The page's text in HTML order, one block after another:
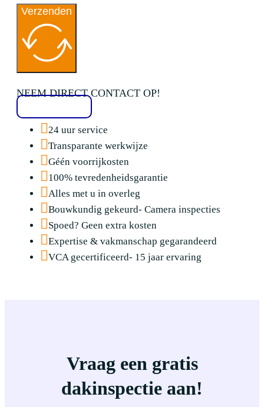
Verzenden
NEEM DIRECT CONTACT OP!
24 uur service
Transparante werkwijze
Géén voorrijkosten
100% tevredenheidsgarantie
Alles met u in overleg
Bouwkundig gekeurd- Camera inspecties
Spoed? Geen extra kosten
Expertise & vakmanschap gegarandeerd
VCA gecertificeerd- 15 jaar ervaring
Vraag een gratis
dakinspectie aan!